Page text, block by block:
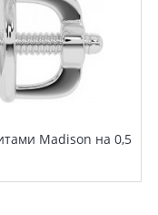
Madison на 0,5